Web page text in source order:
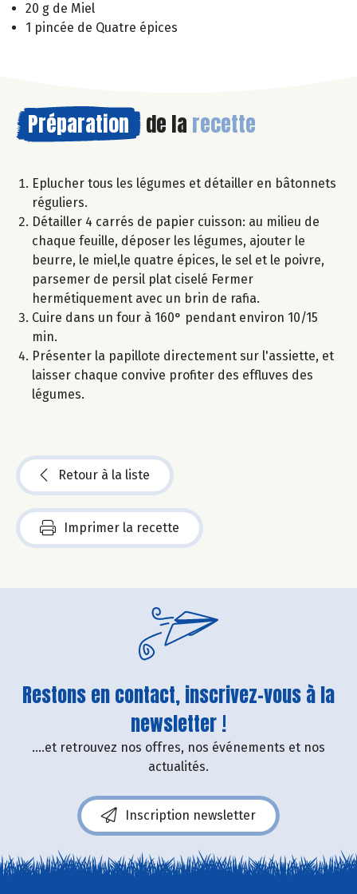
20 g de Miel
1 pincée de Quatre épices
Préparation de la recette
Eplucher tous les légumes et détailler en bâtonnets
réguliers.
Détailler 4 carrés de papier cuisson: au milieu de
chaque feuille, déposer les légumes, ajouter le
beurre, le miel,le quatre épices, le sel et le poivre,
parsemer de persil plat ciselé Fermer
hermétiquement avec un brin de rafia.
Cuire dans un four à 160° pendant environ 10/15
min.
Présenter la papillote directement sur l'assiette, et
laisser chaque convive profiter des effluves des
légumes.
Retour à la liste
Imprimer la recette
Restons en contact, inscrivez-vous à la
newsletter !
....et retrouvez nos offres, nos événements et nos
actualités.
Inscription newsletter